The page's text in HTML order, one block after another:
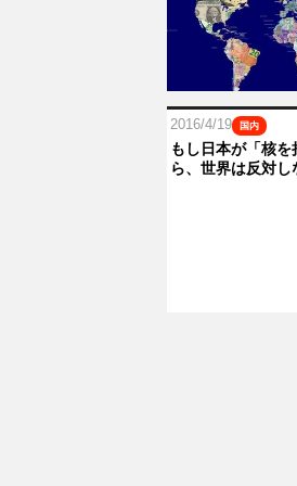
2016/4/19 国内
もし日本が「核
ら、世界は反対し